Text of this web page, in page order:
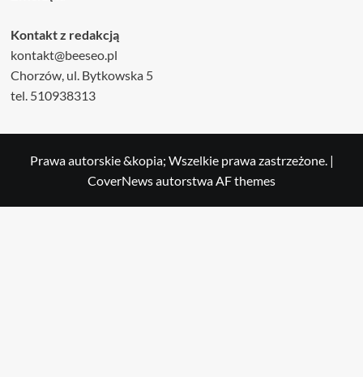
Kontakt z redakcją
kontakt@beeseo.pl
Chorzów, ul. Bytkowska 5
tel. 510938313
Prawa autorskie &kopia; Wszelkie prawa zastrzeżone. |
CoverNewsautorstwa AF themes